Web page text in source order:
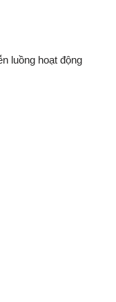
luồng hoạt động